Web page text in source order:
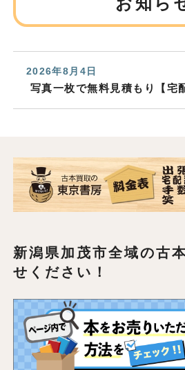
2026年8月4日
写真一枚で無料見積もり【宅
新潟県加茂市全域の古
せください！